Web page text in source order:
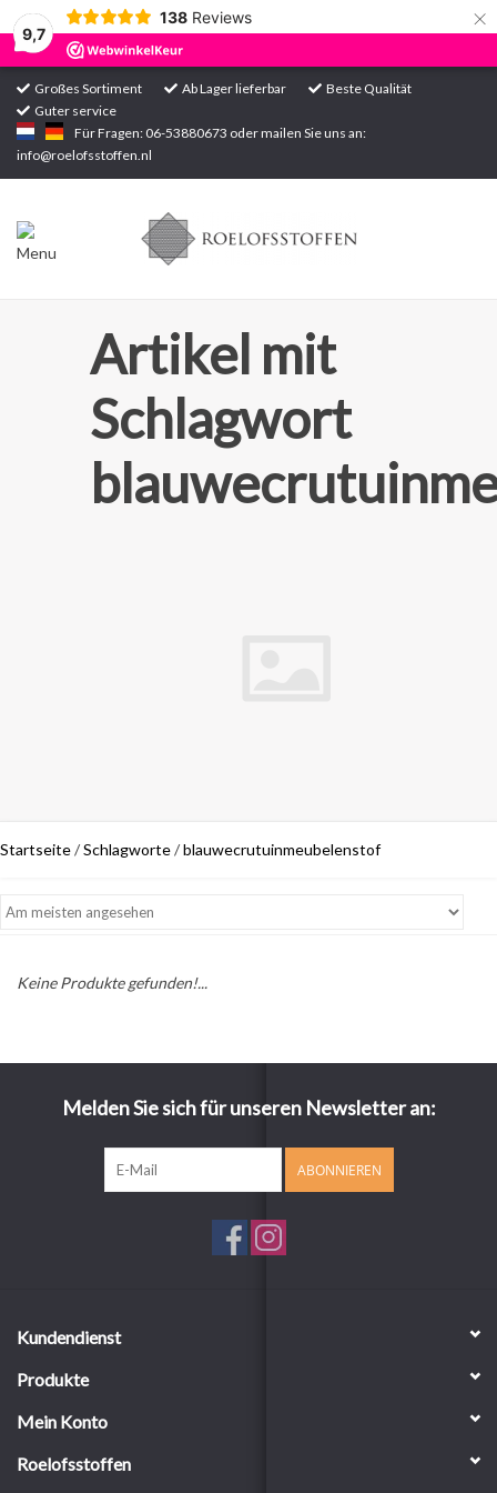
9,7
138 Reviews ×
Großes Sortiment Ab Lager lieferbar
Beste Qualität
Guter service
Für Fragen: 06-53880673 oder mailen Sie uns an:
info@roelofsstoffen.nl
Startseite
Sortiment
Artikel mit
Schlagwort
Startseite/Schlagworte/blauwecrutuinmeubelenstof
Keine Produkte gefunden!...
Melden Sie sich für unseren Newsletter an:
ABONNIEREN
Kundendienst
Produkte
Mein Konto
Roelofsstoffen